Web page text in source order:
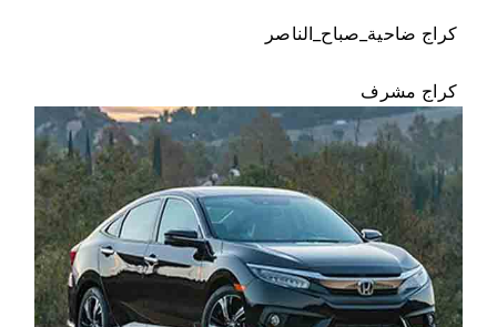
كراج ضاحية_صباح_الناصر
كراج مشرف